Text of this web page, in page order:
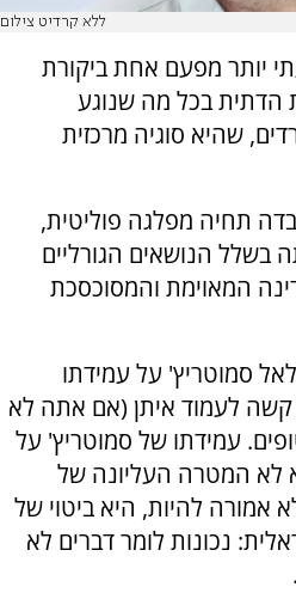
ללא קרדיט צילום
יותר מפעם אחת ביקורת
הדתית בכל מה שנוגע
שהיא סוגיה מרכזית
תחיה מפלגה פוליטית,
בשלל הנושאים הגורליים
המאוימת והמסוכסכת
סמוטריץ' על עמידתו
קשה לעמוד איתן (אם אתה לא
עמידתו של סמוטריץ' על
לא המטרה העליונה של
להיות, היא ביטוי של
נכונות לומר דברים לא